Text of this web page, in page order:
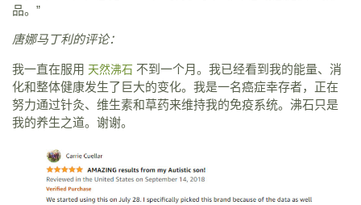
品。”
唐娜马丁利的评论：
我一直在服用 天然沸石 不到一个月。我已经看到我的能量、消
化和整体健康发生了巨大的变化。我是一名癌症幸存者，正在
努力通过针灸、维生素和草药来维持我的免疫系统。沸石只是
我的养生之道。谢谢。